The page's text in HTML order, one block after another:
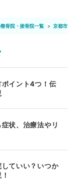
骨院・接骨院一覧 京都市
イント4つ！伝
状、治療法やリ
ていい？いつか